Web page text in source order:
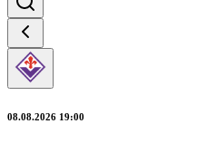
08.08.2026 19:00